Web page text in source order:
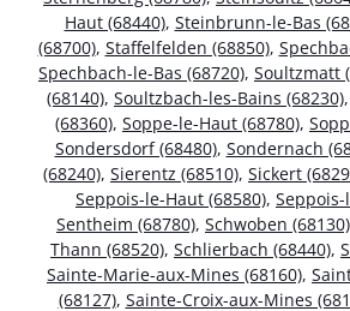
Haut (68440), Steinbrunn-le-Bas
(68700), Staffelfelden (68850),
Spechbach-le-Bas (68720), Soultzmatt
(68140), Soultzbach-les-Bains (68230),
(68360), Soppe-le-Haut (68780),
Sondersdorf (68480), Sondernach
(68240), Sierentz (68510), Sickert
Seppois-le-Haut (68580), Seppois-
Sentheim (68780), Schwoben (68130)
Thann (68520), Schlierbach (68440),
Sainte-Marie-aux-Mines (68160),
(68127), Sainte-Croix-aux-Mines